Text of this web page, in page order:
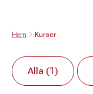
Hem Kurser
Alla (1)